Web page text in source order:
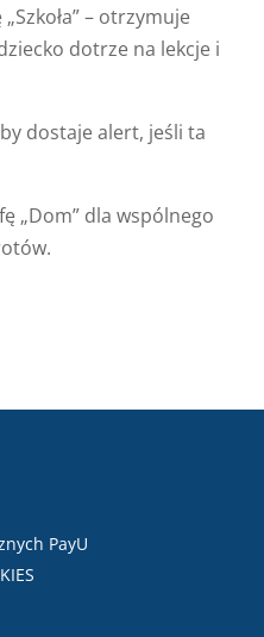
– otrzymuje
dotrze na lekcje i
dostaje alert, jeśli ta
„Dom” dla wspólnego
PayU